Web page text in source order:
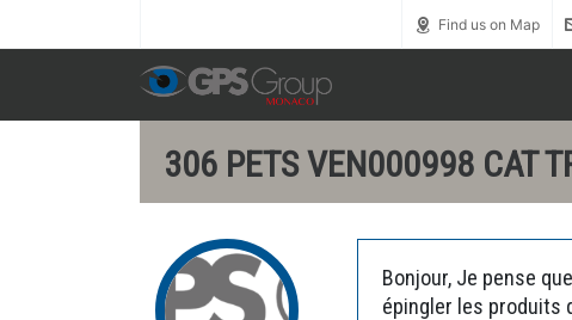
Find us on Map
306 PETS VEN000998 CAT
Bonjour, Je pense
épingler les produits